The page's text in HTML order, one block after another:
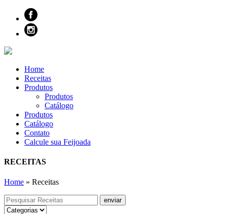
Home
Receitas
Produtos
Produtos
Catálogo
Produtos
Catálogo
Contato
Calcule sua Feijoada
RECEITAS
Home » Receitas